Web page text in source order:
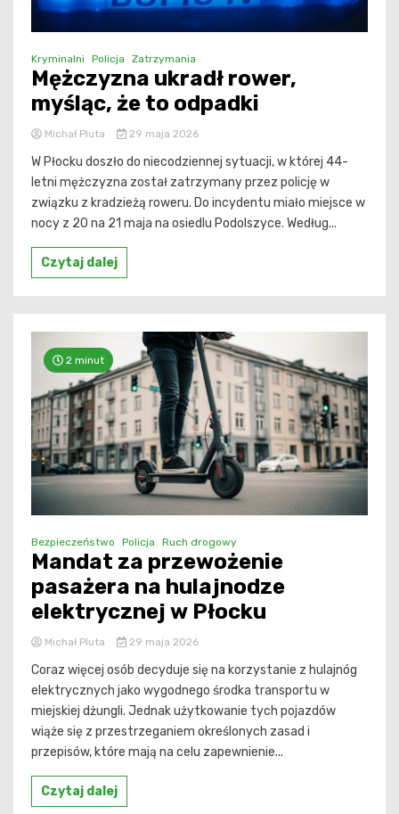
Kryminalni Policja Zatrzymania
Mężczyzna ukradł rower,
myśląc, że to odpadki
Michał Pluta 29 maja 2026
W Płocku doszło do niecodziennej sytuacji, w której 44-
letni mężczyzna został zatrzymany przez policję w
związku z kradzieżą roweru. Do incydentu miało miejsce w
nocy z 20 na 21 maja na osiedlu Podolszyce. Według...
Czytaj dalej
2 minut
Bezpieczeństwo Policja Ruch drogowy
Mandat za przewożenie
pasażera na hulajnodze
elektrycznej w Płocku
Michał Pluta 29 maja 2026
Coraz więcej osób decyduje się na korzystanie z hulajnóg
elektrycznych jako wygodnego środka transportu w
miejskiej dżungli. Jednak użytkowanie tych pojazdów
wiąże się z przestrzeganiem określonych zasad i
przepisów, które mają na celu zapewnienie...
Czytaj dalej